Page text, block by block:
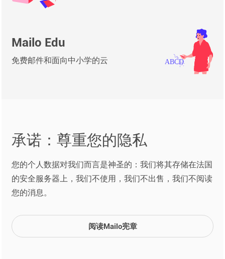
Mailo Edu
免费邮件和面向中小学的云
承诺：尊重您的隐私
您的个人数据对我们而言是神圣的：我们将其存储在法国
的安全服务器上，我们不使用，我们不出售，我们不阅读
您的消息。
阅读Mailo宪章